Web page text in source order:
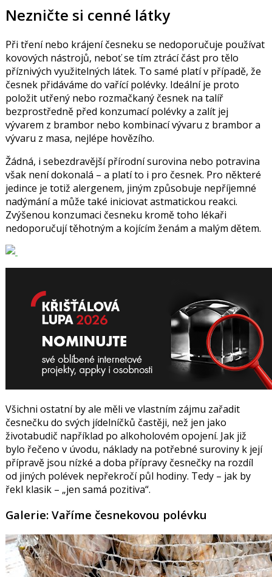
Nezničte si cenné látky
Při tření nebo krájení česneku se nedoporučuje používat
kovových nástrojů, neboť se tím ztrácí část pro tělo
příznivých využitelných látek. To samé platí v případě, že
česnek přidáváme do vařící polévky. Ideální je proto
položit utřený nebo rozmačkaný česnek na talíř
bezprostředně před konzumací polévky a zalít jej
vývarem z brambor nebo kombinací vývaru z brambor a
vývaru z masa, nejlépe hovězího.
Žádná, i sebezdravější přírodní surovina nebo potravina
však není dokonalá – a platí to i pro česnek. Pro některé
jedince je totiž alergenem, jiným způsobuje nepříjemné
nadýmání a může také iniciovat astmatickou reakci.
Zvýšenou konzumaci česneku kromě toho lékaři
nedoporučují těhotným a kojícím ženám a malým dětem.
Všichni ostatní by ale měli ve vlastním zájmu zařadit
česnečku do svých jídelníčků častěji, než jen jako
životabudič například po alkoholovém opojení. Jak již
bylo řečeno v úvodu, náklady na potřebné suroviny k její
přípravě jsou nízké a doba přípravy česnečky na rozdíl
od jiných polévek nepřekročí půl hodiny. Tedy – jak by
řekl klasik – „jen samá pozitiva“.
Galerie: Vaříme česnekovou polévku